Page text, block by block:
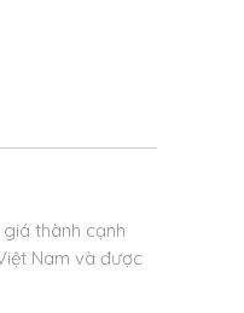
thành cạnh
Nam và được